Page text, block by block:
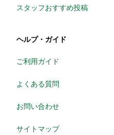
スタッフおすすめ投稿
ヘルプ・ガイド
ご利用ガイド
よくある質問
お問い合わせ
サイトマップ